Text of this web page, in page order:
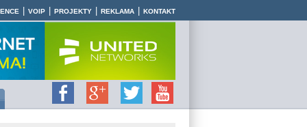
VOIP PROJEKTY REKLAMA KONTAKT